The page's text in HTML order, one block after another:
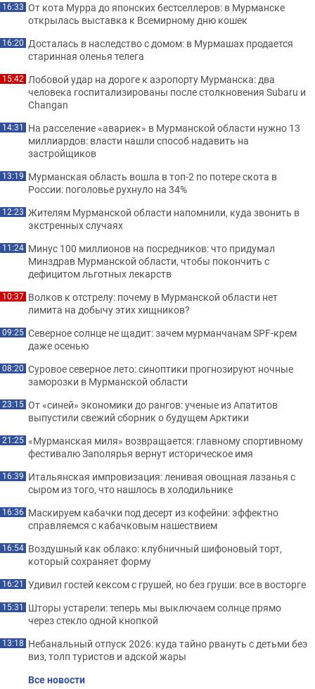
16:33 От кота Мурра до японских бестселлеров: в Мурманске
открылась выставка к Всемирному дню кошек
16:20 Досталась в наследство с домом: в Мурмашах продается
старинная оленья телега
15:42 Лобовой удар на дороге к аэропорту Мурманска: два
человека госпитализированы после столкновения Subaru и
Changan
14:31 На расселение «авариек» в Мурманской области нужно 13
миллиардов: власти нашли способ надавить на
застройщиков
13:19 Мурманская область вошла в топ-2 по потере скота в
России: поголовье рухнуло на 34%
12:23 Жителям Мурманской области напомнили, куда звонить в
экстренных случаях
11:24 Минус 100 миллионов на посредников: что придумал
Минздрав Мурманской области, чтобы покончить с
дефицитом льготных лекарств
10:37 Волков к отстрелу: почему в Мурманской области нет
лимита на добычу этих хищников?
09:25 Северное солнце не щадит: зачем мурманчанам SPF-крем
даже осенью
08:20 Суровое северное лето: синоптики прогнозируют ночные
заморозки в Мурманской области
23:15 От «синей» экономики до рангов: ученые из Апатитов
выпустили свежий сборник о будущем Арктики
21:25 «Мурманская миля» возвращается: главному спортивному
фестивалю Заполярья вернут историческое имя
16:39 Итальянская импровизация: ленивая овощная лазанья с
сыром из того, что нашлось в холодильнике
16:36 Маскируем кабачки под десерт из кофейни: эффектно
справляемся с кабачковым нашествием
16:54 Воздушный как облако: клубничный шифоновый торт,
который сохраняет форму
16:21 Удивил гостей кексом с грушей, но без груши: все в восторге
15:31 Шторы устарели: теперь мы выключаем солнце прямо
через стекло одной кнопкой
13:18 Небанальный отпуск 2026: куда тайно рвануть с детьми без
виз, толп туристов и адской жары
Все новости